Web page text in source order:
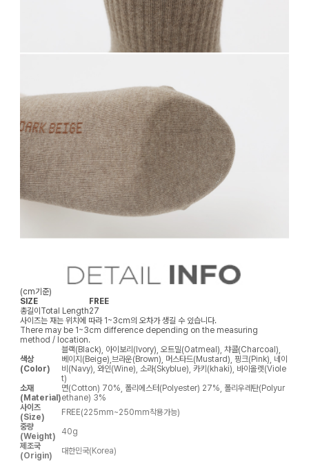
(cm기준)
SIZE
FREE
총길이 Total Length27
사이즈는 재는 위치에 따라 1~3cm의 오차가 생길 수 있습니다.
There may be 1~3cm difference depending on the measuring
method / location.
색상
(Color)
블랙(Black), 아이보리(Ivory), 오트밀(Oatmeal), 챠콜(Charcoal),
베이지(Beige),브라운(Brown), 머스타드(Mustard), 핑크(Pink), 네이
비(Navy), 와인(Wine), 소라(Skyblue), 카키(khaki), 바이올렛(Viole
t)
소재
(Material)
면(Cotton) 70%, 폴리에스터(Polyester) 27%, 폴리우레탄(Polyur
ethane) 3%
사이즈
(Size)
FREE(225mm~250mm착용가능)
중량
(Weight)
40g
제조국
(Origin)
대한민국(Korea)